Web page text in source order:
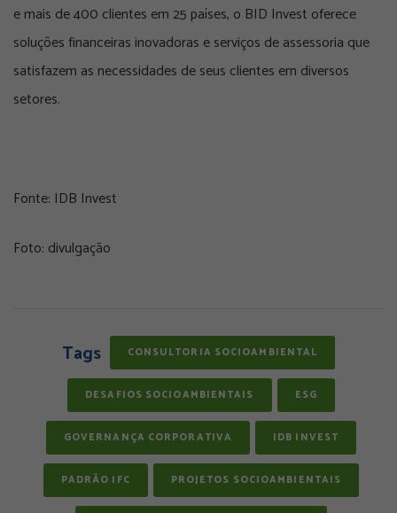
e mais de 400 clientes em 25 países, o BID Invest oferece
soluções financeiras inovadoras e serviços de assessoria que
satisfazem as necessidades de seus clientes em diversos
setores.
Fonte: IDB Invest
Foto: divulgação
Tags CONSULTORIA SOCIOAMBIENTAL
DESAFIOS SOCIOAMBIENTAIS ESG
GOVERNANÇA CORPORATIVA IDB INVEST
PADRÃO IFC PROJETOS SOCIOAMBIENTAIS